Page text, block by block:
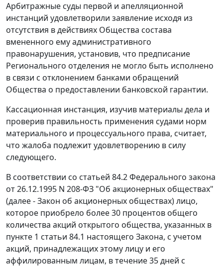
Арбитражные суды первой и апелляционной
инстанций удовлетворили заявление исходя из
отсутствия в действиях Общества состава
вмененного ему административного
правонарушения, установив, что предписание
Регионального отделения не могло быть исполнено
в связи с отклонением банками обращений
Общества о предоставлении банковской гарантии.
Кассационная инстанция, изучив материалы дела и
проверив правильность применения судами норм
материального и процессуального права, считает,
что жалоба подлежит удовлетворению в силу
следующего.
В соответствии со статьей 84.2 Федерального закона
от 26.12.1995 N 208-ФЗ "Об акционерных обществах"
(далее - Закон об акционерных обществах) лицо,
которое приобрело более 30 процентов общего
количества акций открытого общества, указанных в
пункте 1 статьи 84.1 настоящего Закона, с учетом
акций, принадлежащих этому лицу и его
аффилированным лицам, в течение 35 дней с